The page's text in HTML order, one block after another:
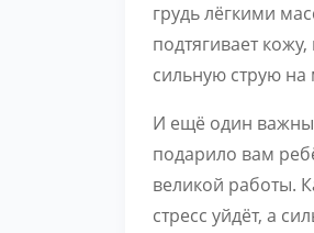
грудь лёгкими
подтягивает
сильную струю на
И ещё один
подарило вам
великой работы.
стресс уйдёт, а